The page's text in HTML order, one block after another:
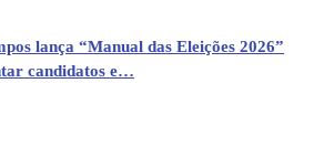
lança “Manual das Eleições 2026”
candidatos e…